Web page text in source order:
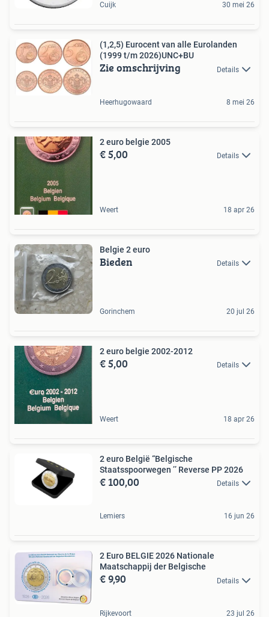
Cuijk 30 mei 26
(1,2,5) Eurocent van alle Eurolanden
(1999 t/m 2026)UNC+BU
Zie omschrijving Details
Heerhugowaard 8 mei 26
2 euro belgie 2005
€ 5,00 Details
Weert 18 apr 26
Belgie 2 euro
Bieden Details
Gorinchem 20 jul 26
2 euro belgie 2002-2012
€ 5,00 Details
Weert 18 apr 26
2 euro België “Belgische
Staatsspoorwegen ’’ Reverse PP 2026
€ 100,00 Details
Lemiers 16 jun 26
2 Euro BELGIE 2026 Nationale
Maatschappij der Belgische
€ 9,90 Details
Rijkevoort 23 jul 26